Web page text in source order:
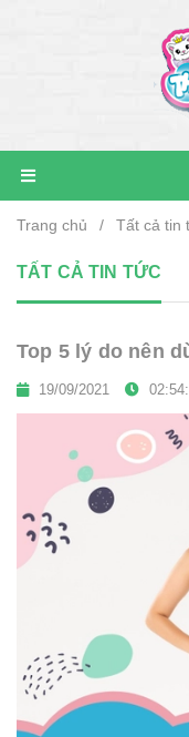
Trang chủ / Tất cả tin
TẤT CẢ TIN TỨC
Top 5 lý do nên
19/09/2021